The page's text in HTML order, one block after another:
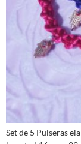
Set de 5 Pulseras